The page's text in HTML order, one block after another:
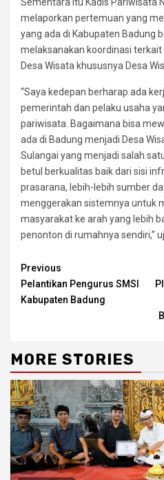
melaporkan pertemuan yang
yang ada di Kabupaten Badung
melaksanakan koordinasi
Desa Wisata khususnya Desa
“Saya kedepan berharap ada
pemerintah dan pelaku usaha
pariwisata. Bagaimana bisa
ada di Badung menjadi Desa
Sulangai yang menjadi salah
betul berkualitas baik dari sisi
prasarana, lebih-lebih sumber
menggerakan sistemnya untuk
masyarakat ke arah yang lebih
penonton di rumahnya sendiri,”
Continue
Reading
Previous
Pelantikan Pengurus SMSI
Kabupaten Badung
MORE STORIES